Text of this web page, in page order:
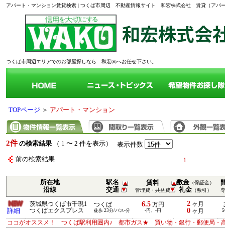
アパート・マンション賃貸検索 | つくば市周辺 不動産情報サイト 和宏株式会社 賃貸（アパ
つくば市周辺エリアでのお部屋探しなら 和宏㈱へお任せ下さい。
TOPページ ＞ アパート・マンション
2件 の検索結果 （ 1 〜 2 件を表示） 表示件数
前の検索結果 1
所在地
沿線
駅名
交通
賃料
管理費・共益費
敷金 （保証金）
礼金 （敷引）
詳細
茨城県つくば市千現1
つくばエクスプレス
つくば
徒歩 23分/バス-分
6.5万円
-円、-円
2 ヶ月
0 ヶ月
ココがオススメ！ つくば駅利用圏内♪ 都市ガス★ 買い物・銀行・郵便局・